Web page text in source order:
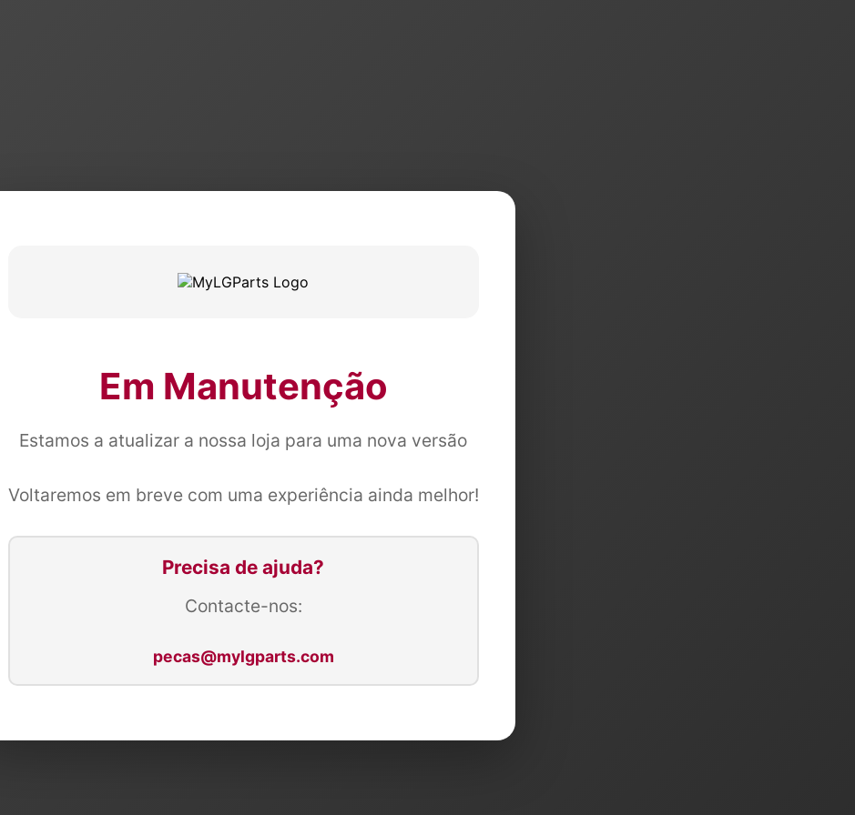
Em Manutenção
Estamos a atualizar a nossa loja para uma nova versão
Voltaremos em breve com uma experiência ainda melhor!
Precisa de ajuda?
Contacte-nos:
pecas@mylgparts.com